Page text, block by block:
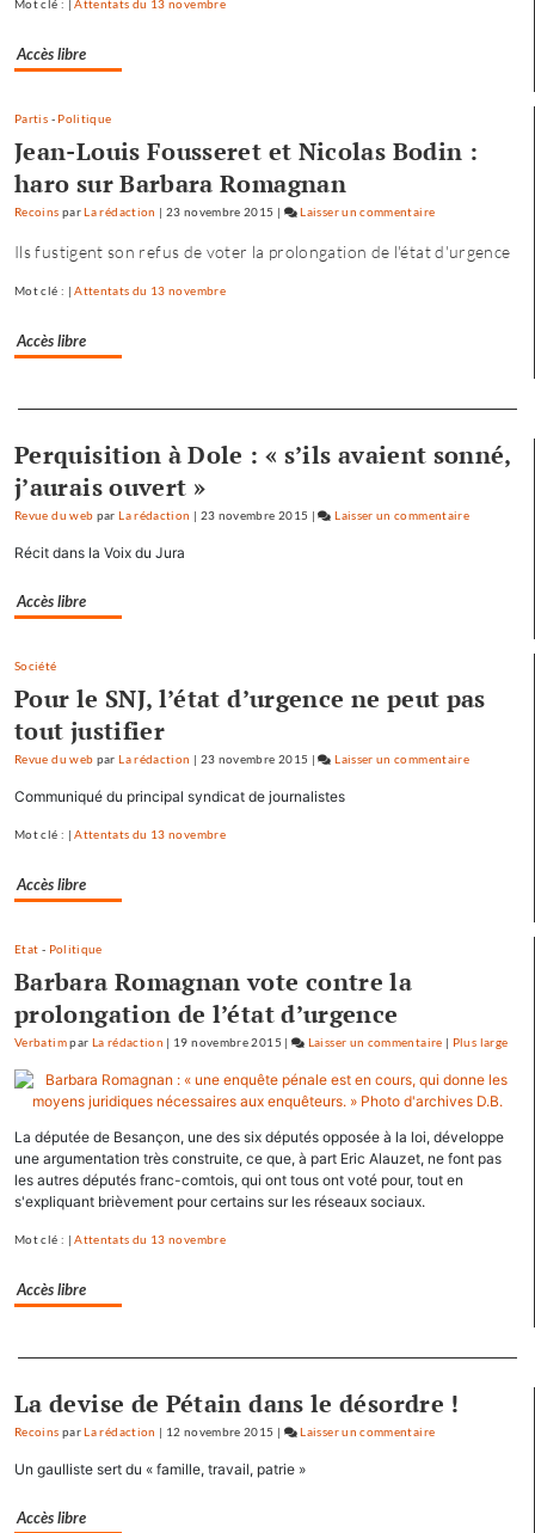
Mot clé : |Attentats du 13 novembre
Accès libre
Partis - Politique
Jean-Louis Fousseret et Nicolas Bodin :
haro sur Barbara Romagnan
Recoins par La rédaction 23 novembre 2015 Laisser un commentaire
Séréna
Ils fustigent son refus de voter la prolongation de l'état d'urgence
Mot clé : |Attentats du 13 novembre
Accès libre
Separateur
Perquisition à Dole : « s’ils avaient sonné,
j’aurais ouvert »
Revue du web par La rédaction 23 novembre 2015 | Laisser un commentaire
Récit dans la Voix du Jura
Accès libre
Société
Pour le SNJ, l’état d’urgence ne peut pas
tout justifier
Revue du web par La rédaction 23 novembre 2015 | Laisser un commentaire
Communiqué du principal syndicat de journalistes
Mot clé : |Attentats du 13 novembre
Accès libre
Etat - Politique
Barbara Romagnan vote contre la
prolongation de l’état d’urgence
Verbatimpar La rédaction 19 novembre 2015 Laisser un commentaire on
Séréna
le
général
Plus large
La députée de Besançon, une des six députés opposée à la loi, développe
une argumentation très construite, ce que, à part Eric Alauzet, ne font pas
les autres députés franc-comtois, qui ont tous ont voté pour, tout en
s'expliquant brièvement pour certains sur les réseaux sociaux.
Mot clé : |Attentats du 13 novembre
Accès libre
Separateur
La devise de Pétain dans le désordre !
Recoins par La rédaction 12 novembre 2015 Laisser un commentaire
Un gaulliste sert du « famille, travail, patrie »
Accès libre